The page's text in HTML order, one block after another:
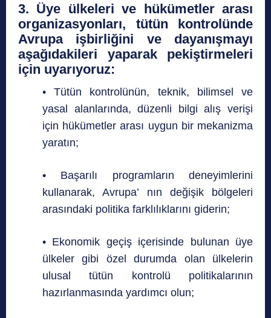
3. Üye ülkeleri ve hükümetler arası
organizasyonları, tütün kontrolünde
Avrupa işbirliğini ve dayanışmayı
aşağıdakileri yaparak pekiştirmeleri
için uyarıyoruz:
• Tütün kontrolünün, teknik, bilimsel ve
yasal alanlarında, düzenli bilgi alış verişi
için hükümetler arası uygun bir mekanizma
yaratın;
• Başarılı programların deneyimlerini
kullanarak, Avrupa’ nın değişik bölgeleri
arasındaki politika farklılıklarını giderin;
• Ekonomik geçiş içerisinde bulunan üye
ülkeler gibi özel durumda olan ülkelerin
ulusal tütün kontrolü politikalarının
hazırlanmasında yardımcı olun;